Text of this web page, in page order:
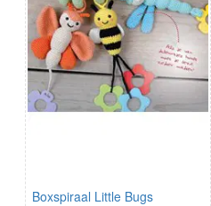
Boxspiraal Little Bugs